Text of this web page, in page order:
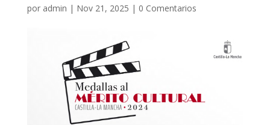
por admin | Nov 21, 2025 | 0 Comentarios